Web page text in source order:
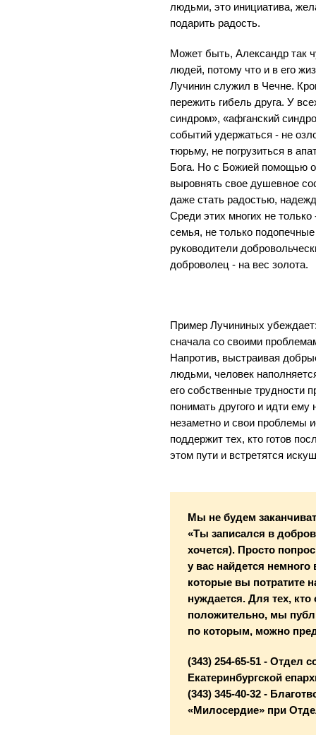
людьми, это инициатива,
подарить радость.
Может быть, Александр так
людей, потому что и в его
Лучинин служил в Чечне.
пережить гибель друга. У
синдром», «афганский
событий удержаться - не
тюрьму, не погрузиться в
Бога. Но с Божией помощью
выровнять свое душевное
даже стать радостью,
Среди этих многих не
семья, не только
руководители
доброволец - на вес золота.
Пример Лучининых
сначала со своими
Напротив, выстраивая
людьми, человек
его собственные трудности
понимать другого и идти ему
незаметно и свои проблемы
поддержит тех, кто готов
этом пути и встретятся
Мы не будем
«Ты записался в
хочется). Просто
у вас найдется
которые вы потратите
нуждается. Для тех, кто
положительно, мы
по которым, можно
(343) 254-65-51 - Отдел
Екатеринбургской
(343) 345-40-32 -
«Милосердие» при